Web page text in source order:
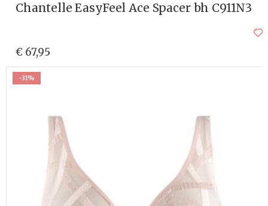
Chantelle EasyFeel Ace Spacer bh C911N3
€ 67,95
-31%